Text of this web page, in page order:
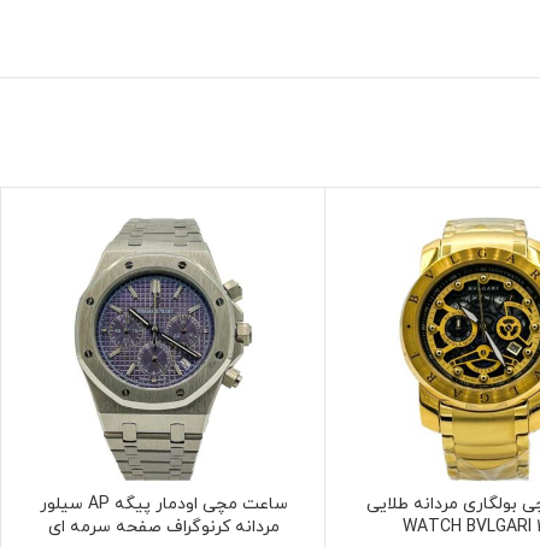
مردانه طلایی
WATCH BVLGARI
ساعت مچی اودمار پیگه AP سیلور
مردانه کرنوگراف صفحه سرمه ای